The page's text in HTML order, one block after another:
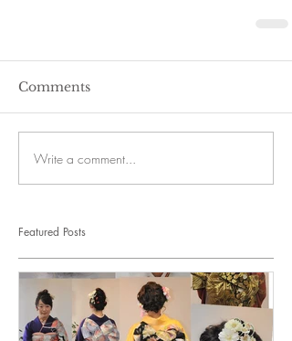
Comments
Write a comment...
Featured Posts